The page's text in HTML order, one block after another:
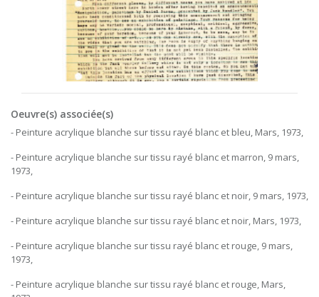
Oeuvre(s) associée(s)
- Peinture acrylique blanche sur tissu rayé blanc et bleu, Mars, 1973,
- Peinture acrylique blanche sur tissu rayé blanc et marron, 9 mars,
1973,
- Peinture acrylique blanche sur tissu rayé blanc et noir, 9 mars, 1973,
- Peinture acrylique blanche sur tissu rayé blanc et noir, Mars, 1973,
- Peinture acrylique blanche sur tissu rayé blanc et rouge, 9 mars,
1973,
- Peinture acrylique blanche sur tissu rayé blanc et rouge, Mars,